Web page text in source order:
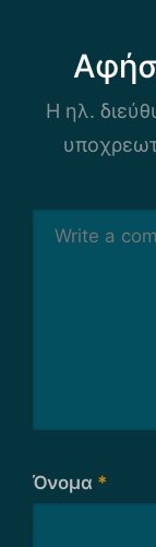
Η ηλ.
Όνομα *